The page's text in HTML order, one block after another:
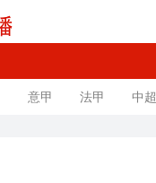
意甲 法甲 中超